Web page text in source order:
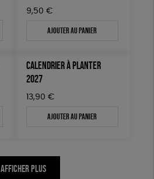
9,50 €
Ajouter au panier
CALENDRIER À PLANTER
2027
13,90 €
Ajouter au panier
AFFICHER PLUS